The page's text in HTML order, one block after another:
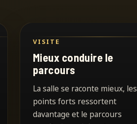
VISITE
Mieux conduire le
parcours
La salle se raconte mieux, les
points forts ressortent
davantage et le parcours